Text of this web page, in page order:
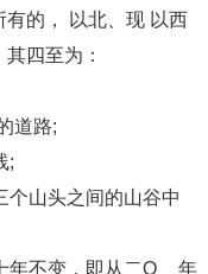
的， 以北、现 以西
四至为：
道路;
;
个山头之间的山谷中
年不变，即从二O__年